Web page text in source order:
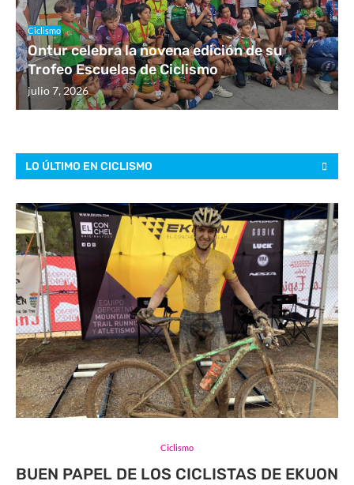
Ciclismo
Ontur celebra la novena edición de su
Trofeo Escuelas de Ciclismo
julio 7, 2026
LO ÚLTIMO EN CICLISMO
Ciclismo
BUEN PAPEL DE LOS CICLISTAS DE EKUON